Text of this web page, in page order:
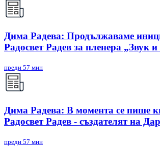
Дима Радева: Продължаваме
Радосвет Радев за пленера „Звук
преди 57 мин
Дима Радева: В момента се пише
Радосвет Радев - създателят на
преди 57 мин